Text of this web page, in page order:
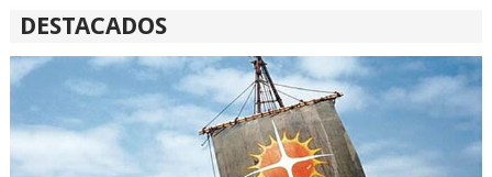
DESTACADOS